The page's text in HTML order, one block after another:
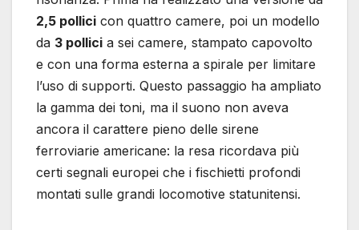
2,5 pollici con quattro camere, poi un modello
da 3 pollici a sei camere, stampato capovolto
e con una forma esterna a spirale per limitare
l’uso di supporti. Questo passaggio ha ampliato
la gamma dei toni, ma il suono non aveva
ancora il carattere pieno delle sirene
ferroviarie americane: la resa ricordava più
certi segnali europei che i fischietti profondi
montati sulle grandi locomotive statunitensi.